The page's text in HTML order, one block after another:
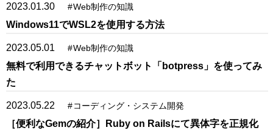
2023.01.30 #Web制作の知識
Windows11でWSL2を使用する方法
2023.05.01 #Web制作の知識
無料で利用できるチャットボット「botpress」を使ってみ
た
2023.05.22 #コーディング・システム開発
［便利なGemの紹介］Ruby on Railsにて異体字を正規化